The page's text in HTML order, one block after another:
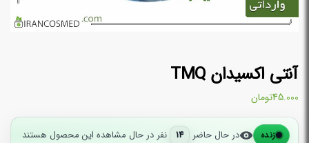
آنتی اکسیدان TMQ
45.000تومان
زنده در حال حاضر 14 نفر در حال مشاهده این محصول هستند